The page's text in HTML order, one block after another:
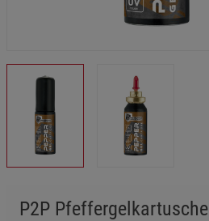
P2P Pfeffergelkartusche